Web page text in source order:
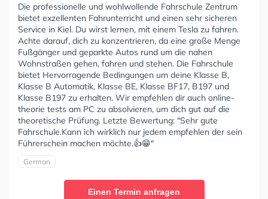
Die professionelle und wohlwollende Fahrschule Zentrum
bietet exzellenten Fahrunterricht und einen sehr sicheren
Service in Kiel. Du wirst lernen, mit einem Tesla zu fahren.
Achte darauf, dich zu konzentrieren, da eine große Menge
Fußgänger und geparkte Autos rund um die nahen
Wohnstraßen gehen, fahren und stehen. Die Fahrschule
bietet Hervorragende Bedingungen um deine Klasse B,
Klasse B Automatik, Klasse BE, Klasse BF17, B197 und
Klasse B197 zu erhalten. Wir empfehlen dir auch online-
theorie tests am PC zu absolvieren, um dich gut auf die
theoretische Prüfung. Letzte Bewertung: "Sehr gute
Fahrschule.Kann ich wirklich nur jedem empfehlen der sein
Führerschein machen möchte.👍😁"
German
Einen Termin anfragen